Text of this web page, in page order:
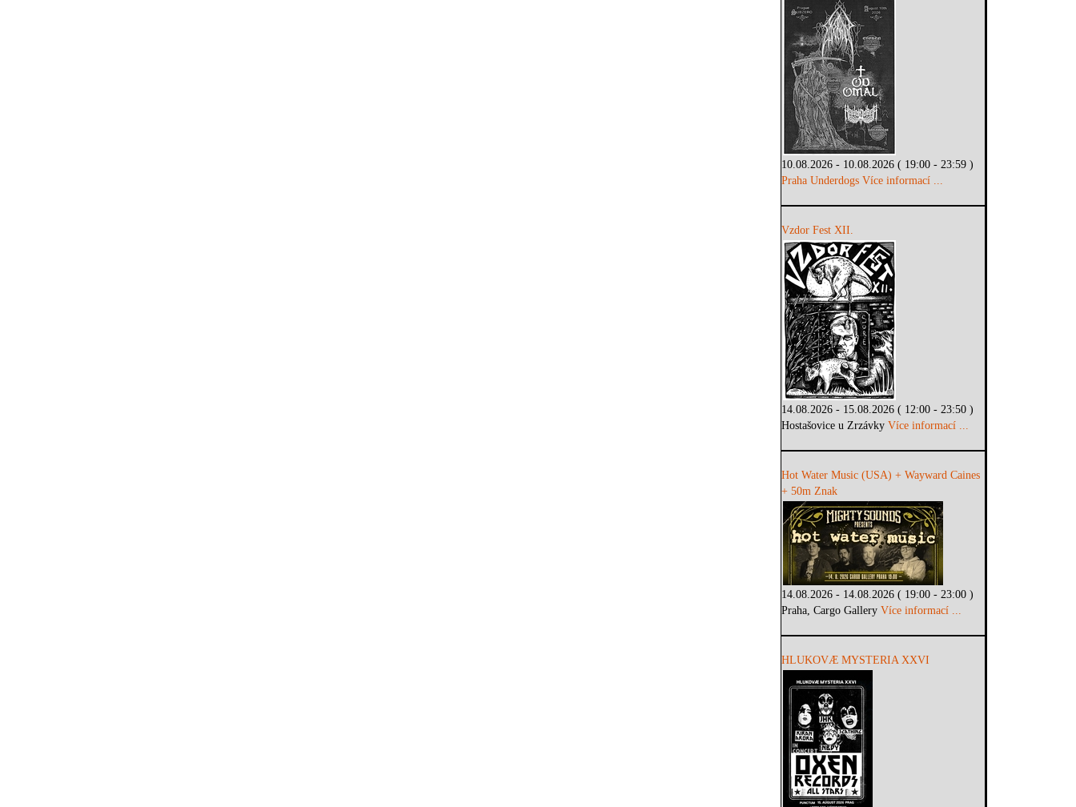
10.08.2026 - 10.08.2026 ( 19:00 - 23:59 )
Praha Underdogs Více informací ...
Vzdor Fest XII.
14.08.2026 - 15.08.2026 ( 12:00 - 23:50 )
Hostašovice u ZrzávkyVíce informací ...
Hot Water Music (USA) + Wayward Caines
+ 50m Znak
14.08.2026 - 14.08.2026 ( 19:00 - 23:00 )
Praha, Cargo GalleryVíce informací ...
HLUKOVÆ MYSTERIA XXVI